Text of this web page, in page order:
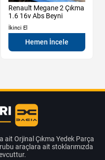
Renault Megane 2 Çıkma
1.6 16v Abs Beyni
İkinci El
Hemen İncele
ait Orjinal Çıkma Yedek Parça
araçlara ait stoklarımızda